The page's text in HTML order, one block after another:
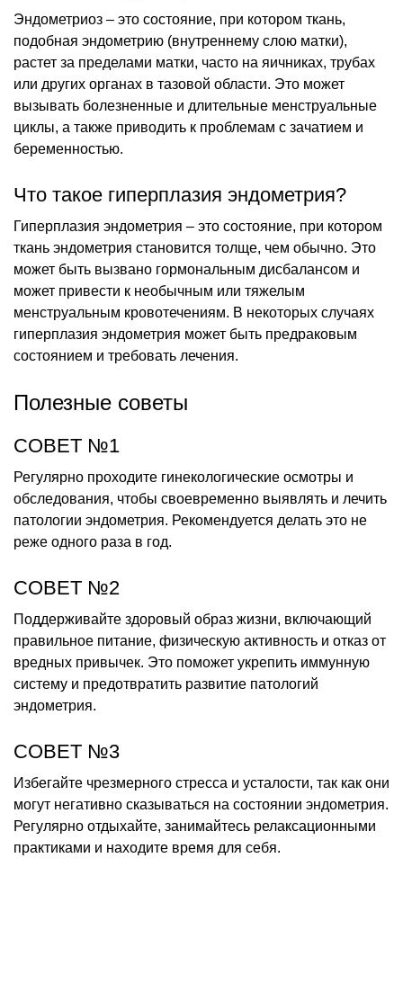
Эндометриоз – это состояние, при котором ткань,
подобная эндометрию (внутреннему слою матки),
растет за пределами матки, часто на яичниках, трубах
или других органах в тазовой области. Это может
вызывать болезненные и длительные менструальные
циклы, а также приводить к проблемам с зачатием и
беременностью.
Что такое гиперплазия эндометрия?
Гиперплазия эндометрия – это состояние, при котором
ткань эндометрия становится толще, чем обычно. Это
может быть вызвано гормональным дисбалансом и
может привести к необычным или тяжелым
менструальным кровотечениям. В некоторых случаях
гиперплазия эндометрия может быть предраковым
состоянием и требовать лечения.
Полезные советы
СОВЕТ №1
Регулярно проходите гинекологические осмотры и
обследования, чтобы своевременно выявлять и лечить
патологии эндометрия. Рекомендуется делать это не
реже одного раза в год.
СОВЕТ №2
Поддерживайте здоровый образ жизни, включающий
правильное питание, физическую активность и отказ от
вредных привычек. Это поможет укрепить иммунную
систему и предотвратить развитие патологий
эндометрия.
СОВЕТ №3
Избегайте чрезмерного стресса и усталости, так как они
могут негативно сказываться на состоянии эндометрия.
Регулярно отдыхайте, занимайтесь релаксационными
практиками и находите время для себя.